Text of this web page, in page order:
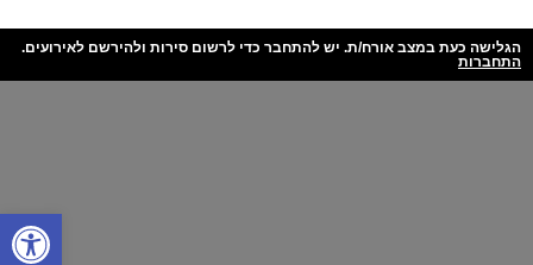
הגלישה כעת במצב אורח/ת. יש להתחבר כדי לרשום סירות ולהירשם לאירועים.
התחברות